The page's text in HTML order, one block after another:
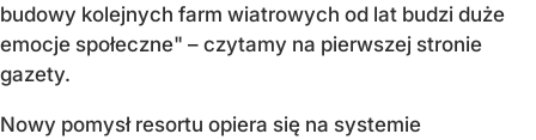
budowy kolejnych farm wiatrowych od lat budzi duże
emocje społeczne" – czytamy na pierwszej stronie
gazety.
Nowy pomysł resortu opiera się na systemie